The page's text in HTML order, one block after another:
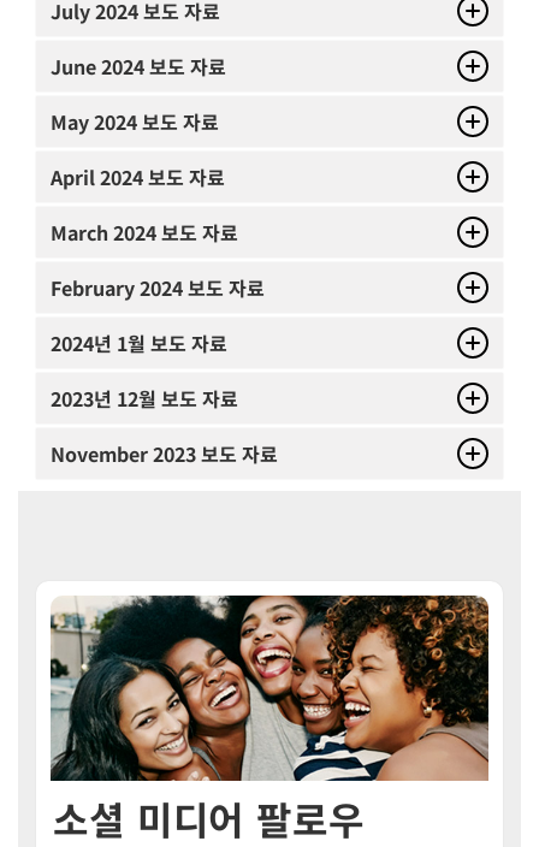
July2024 보도 자료
June2024 보도 자료
May2024 보도 자료
April2024 보도 자료
March 2024 보도 자료
February2024 보도 자료
2024년 1월 보도 자료
2023년 12월 보도 자료
November2023 보도 자료
소셜 미디어 팔로우